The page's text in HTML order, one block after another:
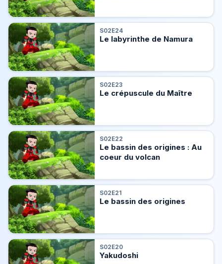
S02E24
Le labyrinthe de Namura
S02E23
Le crépuscule du Maître
S02E22
Le bassin des origines : Au
coeur du volcan
S02E21
Le bassin des origines
S02E20
Yakudoshi